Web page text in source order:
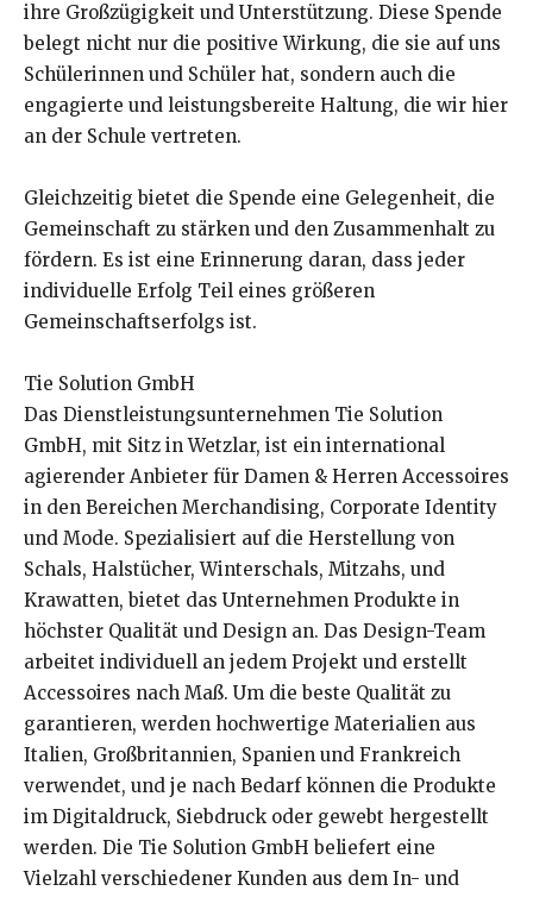
ihre Großzügigkeit und Unterstützung. Diese Spende
belegt nicht nur die positive Wirkung, die sie auf uns
Schülerinnen und Schüler hat, sondern auch die
engagierte und leistungsbereite Haltung, die wir hier
an der Schule vertreten.
Gleichzeitig bietet die Spende eine Gelegenheit, die
Gemeinschaft zu stärken und den Zusammenhalt zu
fördern. Es ist eine Erinnerung daran, dass jeder
individuelle Erfolg Teil eines größeren
Gemeinschaftserfolgs ist.
Tie Solution GmbH
Das Dienstleistungsunternehmen Tie Solution
GmbH, mit Sitz in Wetzlar, ist ein international
agierender Anbieter für Damen & Herren Accessoires
in den Bereichen Merchandising, Corporate Identity
und Mode. Spezialisiert auf die Herstellung von
Schals, Halstücher, Winterschals, Mitzahs, und
Krawatten, bietet das Unternehmen Produkte in
höchster Qualität und Design an. Das Design-Team
arbeitet individuell an jedem Projekt und erstellt
Accessoires nach Maß. Um die beste Qualität zu
garantieren, werden hochwertige Materialien aus
Italien, Großbritannien, Spanien und Frankreich
verwendet, und je nach Bedarf können die Produkte
im Digitaldruck, Siebdruck oder gewebt hergestellt
werden. Die Tie Solution GmbH beliefert eine
Vielzahl verschiedener Kunden aus dem In- und